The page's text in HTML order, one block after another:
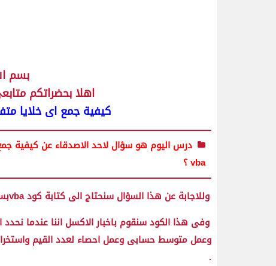
بسم
اهلا بحضراتكم
كيفية جمع اى خلايا
درس اليوم هو سؤال لاحد الاصدقاء عن كيفية
vba ؟
وللاجابة عن هذا السؤال سنحتاج الى كتابة كود vbaبسيط جدا
وفى هذا الكود سنقوم باخبار الاكسل اننا عندما
وعمل متوسط حسابى وعمل احصاء لعدد القيم
.